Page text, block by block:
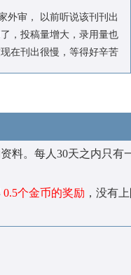
外审， 以前听说该刊刊出
，投稿量增大，录用量也
在刊出很慢，等得好辛苦
料。每人30天之内只有
0.5个金币的奖励 ，没有